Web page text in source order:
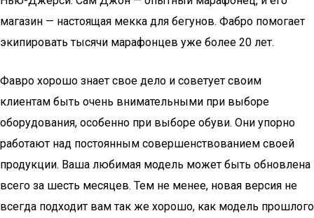
магазин — настоящая мекка для бегунов. Фабро помогает
экипировать тысячи марафонцев уже более 20 лет.
Фавро хорошо знает свое дело и советует своим
клиентам быть очень внимательными при выборе
оборудования, особенно при выборе обуви. Они упорно
работают над постоянным совершенствованием своей
продукции. Ваша любимая модель может быть обновлена
всего за шесть месяцев. Тем не менее, новая версия не
всегда подходит вам так же хорошо, как модель прошлого